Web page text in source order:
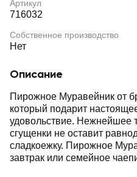
Артикул
716032
Собственное производство
Нет
Описание
Пирожное Муравейник от
который подарит
удовольствие. Нежнейшее
сгущенки не оставит
сладкоежку. Пирожное
завтрак или семейное